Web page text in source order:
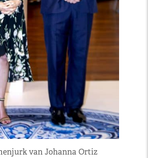
van Johanna Ortiz